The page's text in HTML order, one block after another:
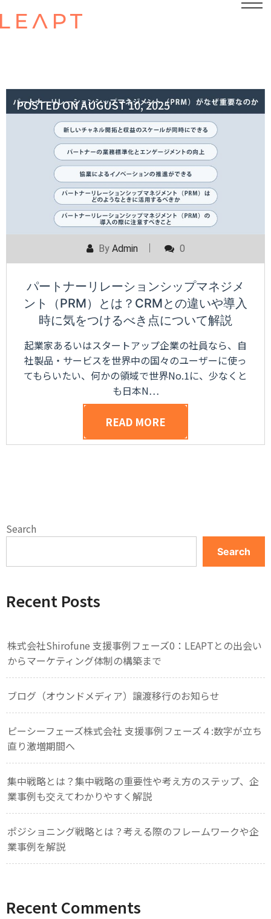
POSTED ONAUGUST 10, 2025
By Admin 0
パートナーリレーションシップマネジメ
ント（PRM）とは？CRMとの違いや導入
時に気をつけるべき点について解説
起業家あるいはスタートアップ企業の社員なら、自
社製品・サービスを世界中の国々のユーザーに使っ
てもらいたい、何かの領域で世界No.1に、少なくと
も日本N…
READ MORE
Search
Search
Recent Posts
株式会社Shirofune 支援事例フェーズ0：LEAPTとの出会い
からマーケティング体制の構築まで
ブログ（オウンドメディア）譲渡移行のお知らせ
ピーシーフェーズ株式会社 支援事例フェーズ４:数字が立ち
直り激増期間へ
集中戦略とは？集中戦略の重要性や考え方のステップ、企
業事例も交えてわかりやすく解説
ポジショニング戦略とは？考える際のフレームワークや企
業事例を解説
Recent Comments